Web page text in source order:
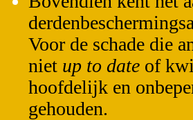
Voor de schade die
niet up to date of
hoofdelijk en
gehouden.